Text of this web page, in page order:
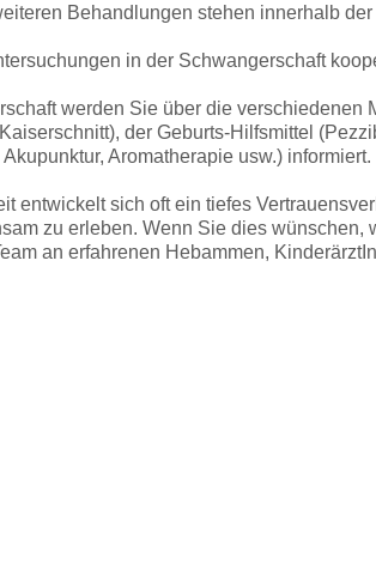
Behandlungen stehen innerhalb
in der Schwangerschaft
werden Sie über die verschiedenen
der Geburts-Hilfsmittel
Aromatherapie usw.) informiert.
entwickelt sich oft ein tiefes
zu erleben. Wenn Sie dies
an erfahrenen Hebammen,